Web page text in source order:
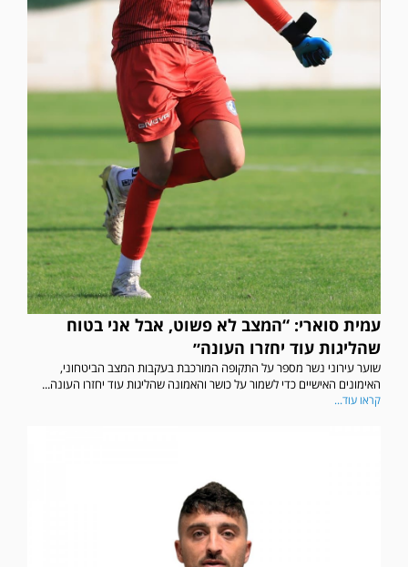
עמית סוארי: “המצב לא פשוט, אבל אני בטוח
שהליגות עוד יחזרו העונה״
שוער עירוני נשר מספר על התקופה המורכבת בעקבות המצב הביטחוני,
האימונים האישיים כדי לשמור על כושר והאמונה שהליגות עוד יחזרו העונה...
קראו עוד...